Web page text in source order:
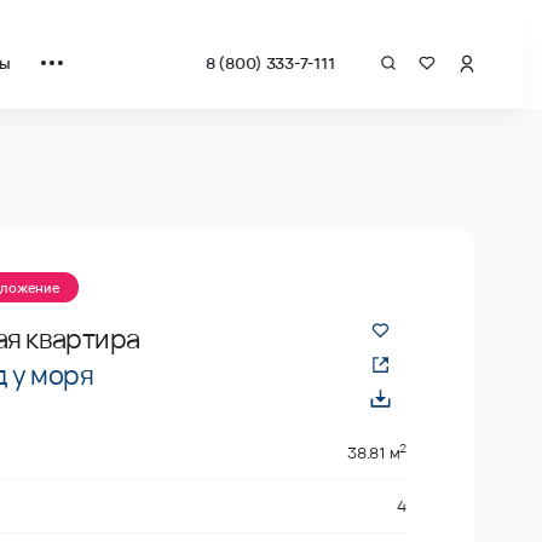
8 (800) 333-7-111
квартира
у моря
38.81 м2
4